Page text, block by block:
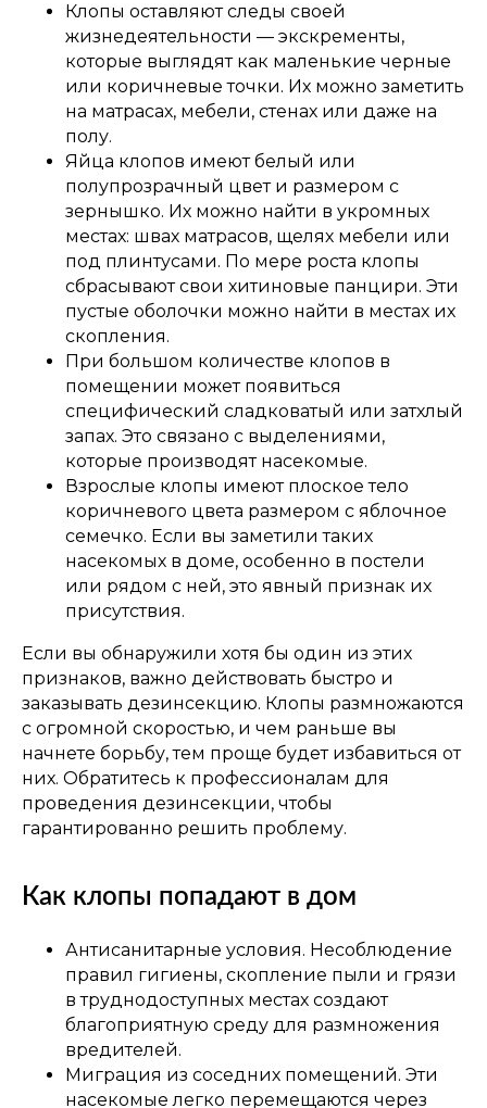
Клопы оставляют следы своей
жизнедеятельности — экскременты,
которые выглядят как маленькие черные
или коричневые точки. Их можно заметить
на матрасах, мебели, стенах или даже на
полу.
Яйца клопов имеют белый или
полупрозрачный цвет и размером с
зернышко. Их можно найти в укромных
местах: швах матрасов, щелях мебели или
под плинтусами. По мере роста клопы
сбрасывают свои хитиновые панцири. Эти
пустые оболочки можно найти в местах их
скопления.
При большом количестве клопов в
помещении может появиться
специфический сладковатый или затхлый
запах. Это связано с выделениями,
которые производят насекомые.
Взрослые клопы имеют плоское тело
коричневого цвета размером с яблочное
семечко. Если вы заметили таких
насекомых в доме, особенно в постели
или рядом с ней, это явный признак их
присутствия.
Если вы обнаружили хотя бы один из этих
признаков, важно действовать быстро и
заказывать дезинсекцию. Клопы размножаются
с огромной скоростью, и чем раньше вы
начнете борьбу, тем проще будет избавиться от
них. Обратитесь к профессионалам для
проведения дезинсекции, чтобы
гарантированно решить проблему.
Как клопы попадают в дом
Антисанитарные условия. Несоблюдение
правил гигиены, скопление пыли и грязи
в труднодоступных местах создают
благоприятную среду для размножения
вредителей.
Миграция из соседних помещений. Эти
насекомые легко перемещаются через
Не забудьте получить скидку 10%,
которая действует только сегодня
Оставьте свой номер телефона и мы
перезвоним Вам в течение 5 минут
+7
При нажатии на кнопку вы соглашаетесь с
Политикой конфиденциальности
Заказать звонок